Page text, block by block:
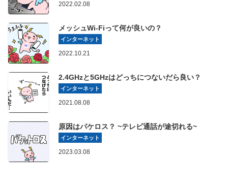
2022.02.08
メッシュWi-Fiって何が良いの？
インターネット
2022.10.21
2.4GHzと5GHzはどっちにつないだら良い？
インターネット
2021.08.08
原因はパケロス？ ~テレビ通話が途切れる~
インターネット
2023.03.08